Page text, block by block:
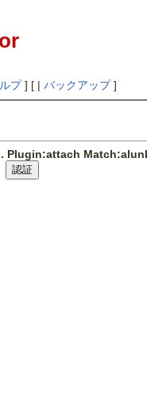
プ] [ | バックアップ]
Plugin:attach